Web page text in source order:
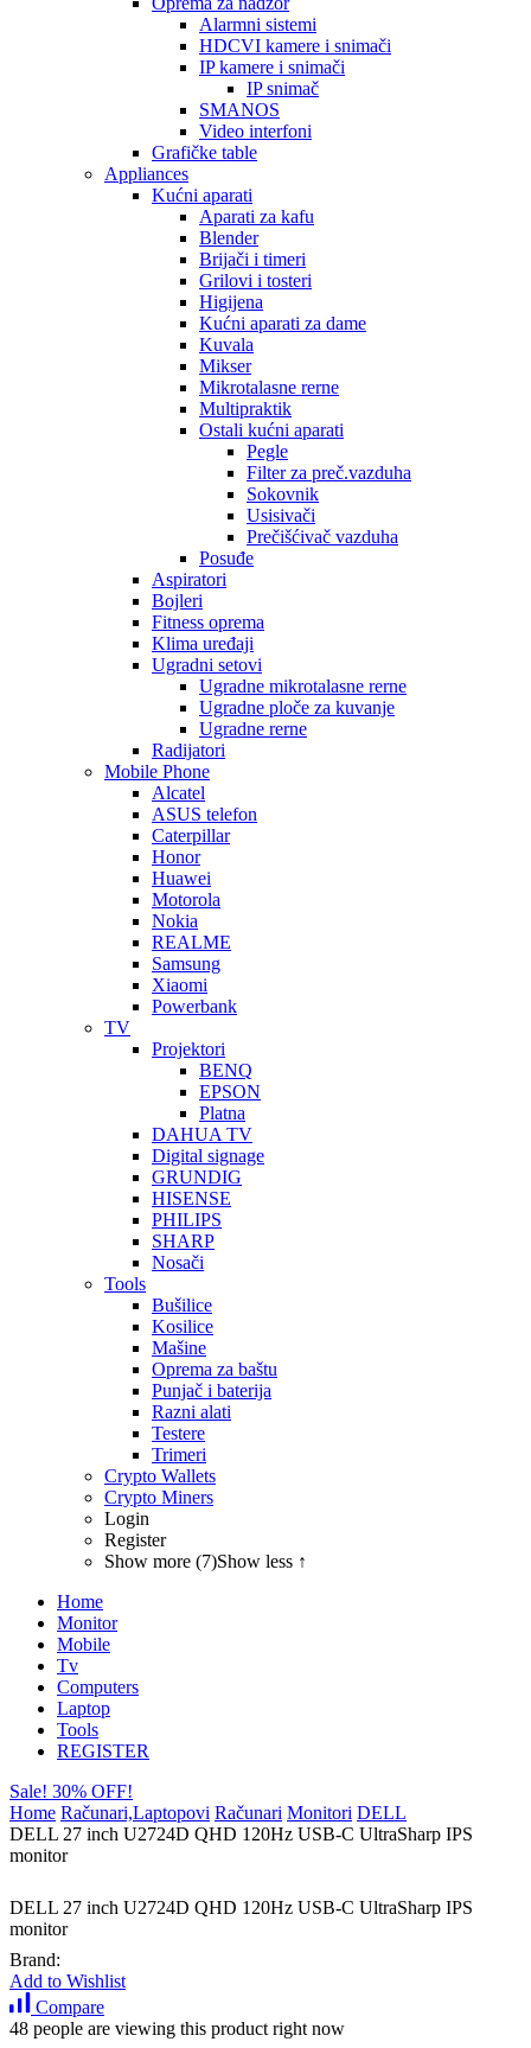
Alarmni sistemi
HDCVI kamere i snimači
IP kamere i snimači
IP snimač
SMANOS
Video interfoni
Grafičke table
Appliances
Kućni aparati
Aparati za kafu
Blender
Brijači i timeri
Grilovi i tosteri
Higijena
Kućni aparati za dame
Kuvala
Mikser
Mikrotalasne rerne
Multipraktik
Ostali kućni aparati
Pegle
Filter za preč.vazduha
Sokovnik
Usisivači
Prečišćivač vazduha
Posuđe
Aspiratori
Bojleri
Fitness oprema
Klima uređaji
Ugradni setovi
Ugradne mikrotalasne rerne
Ugradne ploče za kuvanje
Ugradne rerne
Radijatori
Mobile Phone
Alcatel
ASUS telefon
Caterpillar
Honor
Huawei
Motorola
Nokia
REALME
Samsung
Xiaomi
Powerbank
TV
Projektori
BENQ
EPSON
Platna
DAHUA TV
Digital signage
GRUNDIG
HISENSE
PHILIPS
SHARP
Nosači
Tools
Bušilice
Kosilice
Mašine
Oprema za baštu
Punjač i baterija
Razni alati
Testere
Trimeri
Crypto Wallets
Crypto Miners
Login
Register
Show more (7)Show less ↑
Home
Monitor
Mobile
Tv
Computers
Laptop
Tools
REGISTER
Sale! 30% OFF!
Home Računari,Laptopovi Računari Monitori DELL
DELL 27 inch U2724D QHD 120Hz USB-C UltraSharp IPS
monitor
DELL 27 inch U2724D QHD 120Hz USB-C UltraSharp IPS
monitor
Brand:
Add to Wishlist
Compare
48 people are viewing this product right now